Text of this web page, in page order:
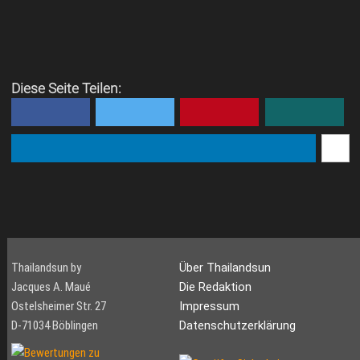
Diese Seite Teilen:
Thailandsun by
Jacques A. Maué
Ostelsheimer Str. 27
D-71034 Böblingen
Über Thailandsun
Die Redaktion
Impressum
Datenschutzerklärung